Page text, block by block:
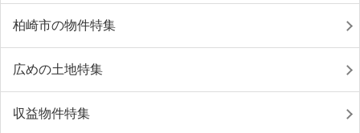
柏崎市の物件特集
広めの土地特集
収益物件特集